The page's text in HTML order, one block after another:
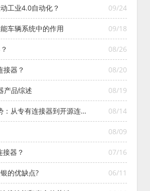
09/24
工业4.0自动化？
09/18
车辆系统中的作用
08/26
08/20
接器？
08/19
产品综述
08/14
：从专有连接器到开源连接
08/09
07/16
接器？
06/11
的优缺点?